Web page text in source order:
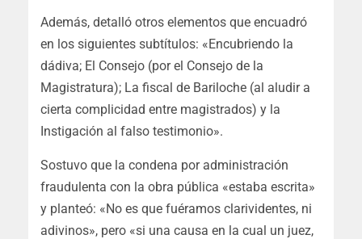
Además, detalló otros elementos que encuadró
en los siguientes subtítulos: «Encubriendo la
dádiva; El Consejo (por el Consejo de la
Magistratura); La fiscal de Bariloche (al aludir a
cierta complicidad entre magistrados) y la
Instigación al falso testimonio».
Sostuvo que la condena por administración
fraudulenta con la obra pública «estaba escrita»
y planteó: «No es que fuéramos clarividentes, ni
adivinos», pero «si una causa en la cual un juez,